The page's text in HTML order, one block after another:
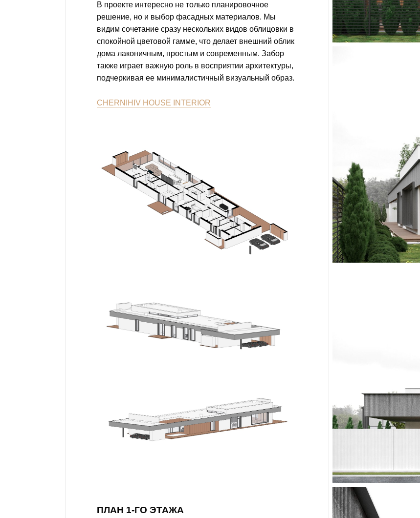
В проекте интересно не только планировочное
решение, но и выбор фасадных материалов. Мы
видим сочетание сразу нескольких видов облицовки в
спокойной цветовой гамме, что делает внешний облик
дома лаконичным, простым и современным. Забор
также играет важную роль в восприятии архитектуры,
подчеркивая ее минималистичный визуальный образ.
CHERNIHIV HOUSE INTERIOR
ПЛАН 1-ГО ЭТАЖА